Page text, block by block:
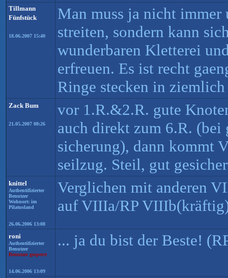
Tillmann
Fünfstück
18.06.2007 15:40
Man muss ja nicht immer
streiten, sondern kann
wunderbaren Kletterei
erfreuen. Es ist recht
Ringe stecken in
Zack Bum
21.05.2007 08:26
vor 1.R.&2.R. gute
auch direkt zum 6.R. (bei
sicherung), dann kommt
seilzug. Steil, gut
knittel
Authentifizierter
Benutzer
Wohnort: im
Pilatusland
26.06.2006 13:08
Verglichen mit anderen
auf VIIIa/RP
roni
Authentifizierter
Benutzer
Benutzer gesperrt
14.06.2006 13:09
... ja du bist der Beste!